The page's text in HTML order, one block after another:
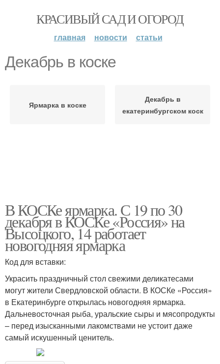
КРАСИВЫЙ САД И ОГОРОД
главная новости статьи
Декабрь в коске
Ярмарка в коске
Декабрь в
екатеринбургском коск
В КОСКе ярмарка. С 19 по 30
декабря в КОСКе «Россия» на
Высоцкого, 14 работает
новогодняя ярмарка
Код для вставки:
Украсить праздничный стол свежими деликатесами
могут жители Свердловской области. В КОСКе «Россия»
в Екатеринбурге открылась новогодняя ярмарка.
Дальневосточная рыба, уральские сыры и мясопродукты
– перед изысканными лакомствами не устоит даже
самый искушенный ценитель.